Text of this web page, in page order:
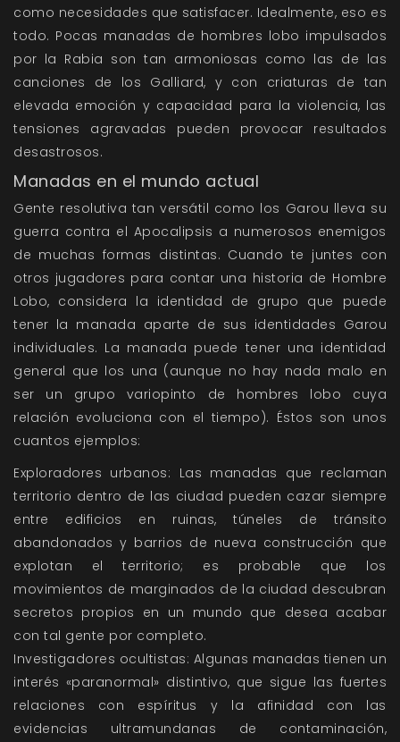
como necesidades que satisfacer. Idealmente, eso es
todo. Pocas manadas de hombres lobo impulsados
por la Rabia son tan armoniosas como las de las
canciones de los Galliard, y con criaturas de tan
elevada emoción y capacidad para la violencia, las
tensiones agravadas pueden provocar resultados
desastrosos.
Manadas en el mundo actual
Gente resolutiva tan versátil como los Garou lleva su
guerra contra el Apocalipsis a numerosos enemigos
de muchas formas distintas. Cuando te juntes con
otros jugadores para contar una historia de Hombre
Lobo, considera la identidad de grupo que puede
tener la manada aparte de sus identidades Garou
individuales. La manada puede tener una identidad
general que los una (aunque no hay nada malo en
ser un grupo variopinto de hombres lobo cuya
relación evoluciona con el tiempo). Éstos son unos
cuantos ejemplos:
Exploradores urbanos: Las manadas que reclaman
territorio dentro de las ciudad pueden cazar siempre
entre edificios en ruinas, túneles de tránsito
abandonados y barrios de nueva construcción que
explotan el territorio; es probable que los
movimientos de marginados de la ciudad descubran
secretos propios en un mundo que desea acabar
con tal gente por completo.
Investigadores ocultistas: Algunas manadas tienen un
interés «paranormal» distintivo, que sigue las fuertes
relaciones con espíritus y la afinidad con las
evidencias ultramundanas de contaminación,